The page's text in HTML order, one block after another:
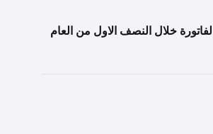
خلال النصف الاول من العام